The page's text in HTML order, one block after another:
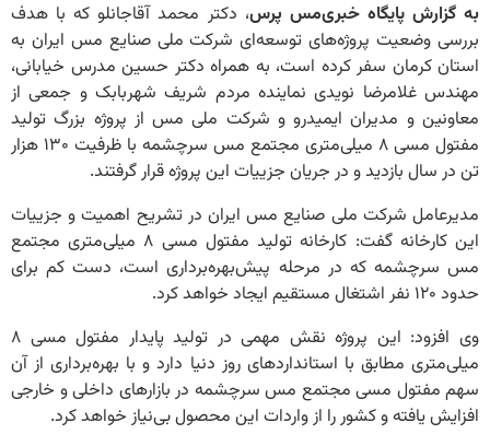
به گزارش پایگاه خبری‌مس پرس، دکتر محمد آقاجانلو که با هدف
بررسی وضعیت پروژه‌های توسعه‌ای شرکت ملی صنایع مس ایران به
استان کرمان سفر کرده است، به همراه دکتر حسین مدرس خیابانی،
مهندس غلامرضا نویدی نماینده مردم شریف شهربابک و جمعی از
معاونین و مدیران ایمیدرو و شرکت ملی مس از پروژه بزرگ تولید
مفتول مسی ۸ میلی‌متری مجتمع مس سرچشمه با ظرفیت ۱۳۰ هزار
تن در سال بازدید و در جریان جزییات این پروژه قرار گرفتند.
مدیرعامل شرکت ملی صنایع مس ایران در تشریح اهمیت و جزییات
این کارخانه گفت: کارخانه تولید مفتول مسی ۸ میلی‌متری مجتمع
مس سرچشمه که در مرحله پیش‌بهره‌برداری است، دست کم برای
حدود ۱۲۰ نفر اشتغال مستقیم ایجاد خواهد کرد.
وی افزود: این پروژه نقش مهمی در تولید پایدار مفتول مسی ۸
میلی‌متری مطابق با استانداردهای روز دنیا دارد و با بهره‌برداری از آن
سهم مفتول مسی مجتمع مس سرچشمه در بازارهای داخلی و خارجی
افزایش یافته و کشور را از واردات این محصول بی‌نیاز خواهد کرد.